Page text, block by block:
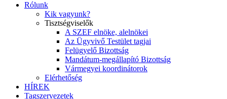
Rólunk
Kik vagyunk?
Tisztségviselők
A SZEF elnöke, alelnökei
Az Ügyvivő Testület tagjai
Felügyelő Bizottság
Mandátum-megállapító Bizottság
Vármegyei koordinátorok
Elérhetőség
HÍREK
Tagszervezetek